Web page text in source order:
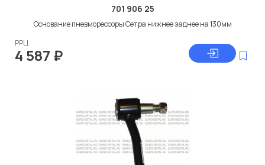
701 906 25
Основание пневморессоры Сетра нижнее заднее на 130мм
РРЦ
4 587 ₽